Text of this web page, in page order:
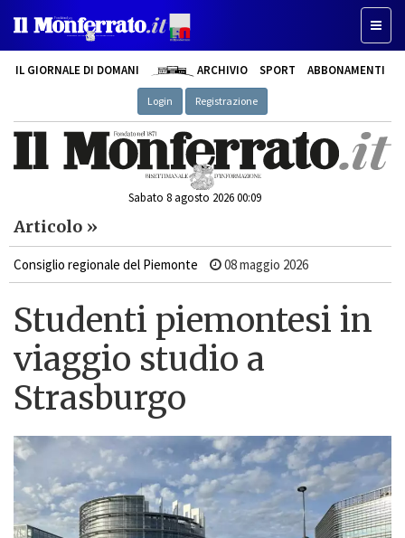
IL GIORNALE DI DOMANI ARCHIVIO SPORT ABBONAMENTI
Login Registrazione
Sabato 8 agosto 2026 00:09
Articolo »
Consiglio regionale del Piemonte 08 maggio 2026
Studenti piemontesi in
viaggio studio a
Strasburgo